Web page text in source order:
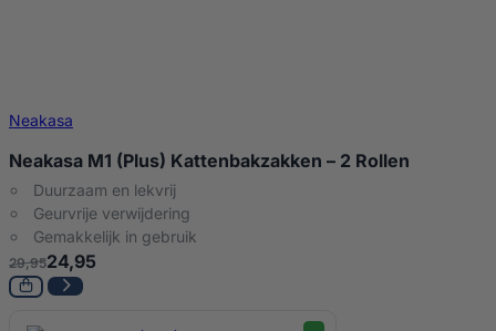
Neakasa
Neakasa M1 (Plus) Kattenbakzakken – 2 Rollen
Duurzaam en lekvrij
Geurvrije verwijdering
Gemakkelijk in gebruik
29,9524,95